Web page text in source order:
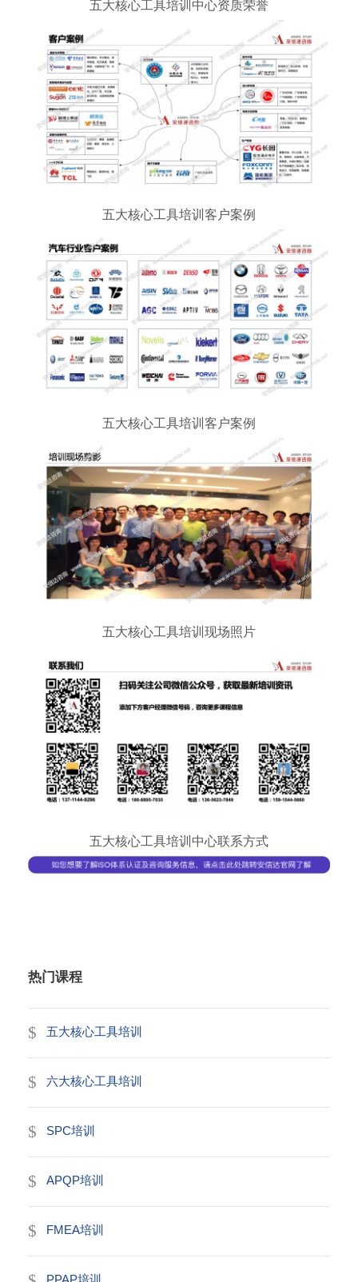
五大核心工具培训中心资质荣誉
五大核心工具培训客户案例
五大核心工具培训客户案例
五大核心工具培训现场照片
五大核心工具培训中心联系方式
热门课程
五大核心工具培训
六大核心工具培训
SPC培训
APQP培训
FMEA培训